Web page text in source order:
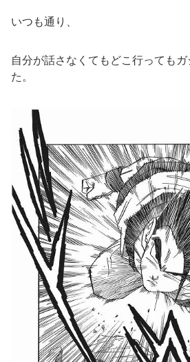
いつも通り、
自分が話さなくてもどこ行っても
た。